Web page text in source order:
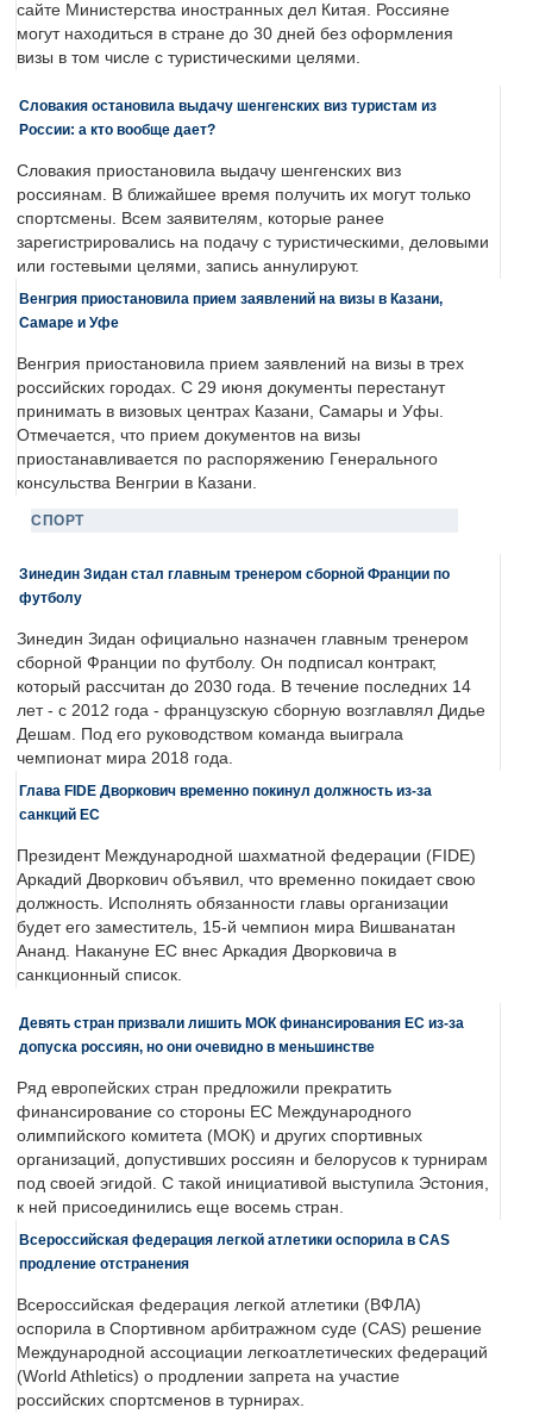
сайте Министерства иностранных дел Китая. Россияне
могут находиться в стране до 30 дней без оформления
визы в том числе с туристическими целями.
Словакия остановила выдачу шенгенских виз туристам из
России: а кто вообще дает?
Словакия приостановила выдачу шенгенских виз
россиянам. В ближайшее время получить их могут только
спортсмены. Всем заявителям, которые ранее
зарегистрировались на подачу с туристическими, деловыми
или гостевыми целями, запись аннулируют.
Венгрия приостановила прием заявлений на визы в Казани,
Самаре и Уфе
Венгрия приостановила прием заявлений на визы в трех
российских городах. С 29 июня документы перестанут
принимать в визовых центрах Казани, Самары и Уфы.
Отмечается, что прием документов на визы
приостанавливается по распоряжению Генерального
консульства Венгрии в Казани.
СПОРТ
Зинедин Зидан стал главным тренером сборной Франции по
футболу
Зинедин Зидан официально назначен главным тренером
сборной Франции по футболу. Он подписал контракт,
который рассчитан до 2030 года. В течение последних 14
лет - с 2012 года - французскую сборную возглавлял Дидье
Дешам. Под его руководством команда выиграла
чемпионат мира 2018 года.
Глава FIDE Дворкович временно покинул должность из-за
санкций ЕС
Президент Международной шахматной федерации (FIDE)
Аркадий Дворкович объявил, что временно покидает свою
должность. Исполнять обязанности главы организации
будет его заместитель, 15-й чемпион мира Вишванатан
Ананд. Накануне ЕС внес Аркадия Дворковича в
санкционный список.
Девять стран призвали лишить МОК финансирования ЕС из-за
допуска россиян, но они очевидно в меньшинстве
Ряд европейских стран предложили прекратить
финансирование со стороны ЕС Международного
олимпийского комитета (МОК) и других спортивных
организаций, допустивших россиян и белорусов к турнирам
под своей эгидой. С такой инициативой выступила Эстония,
к ней присоединились еще восемь стран.
Всероссийская федерация легкой атлетики оспорила в CAS
продление отстранения
Всероссийская федерация легкой атлетики (ВФЛА)
оспорила в Спортивном арбитражном суде (CAS) решение
Международной ассоциации легкоатлетических федераций
(World Athletics) о продлении запрета на участие
российских спортсменов в турнирах.